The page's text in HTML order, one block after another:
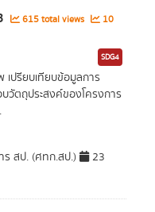
615 total views
10
SDG4
เปรียบเทียบข้อมูลการ
วัตถุประสงค์ของโครงการ
ร สป. (ศทก.สป.)
23